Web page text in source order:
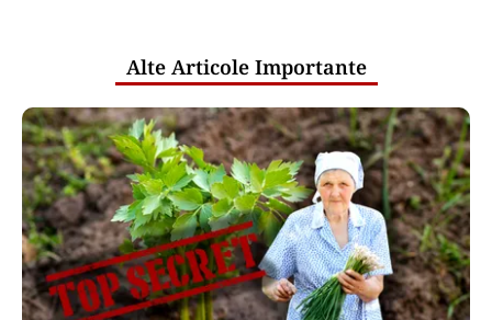
Alte Articole Importante